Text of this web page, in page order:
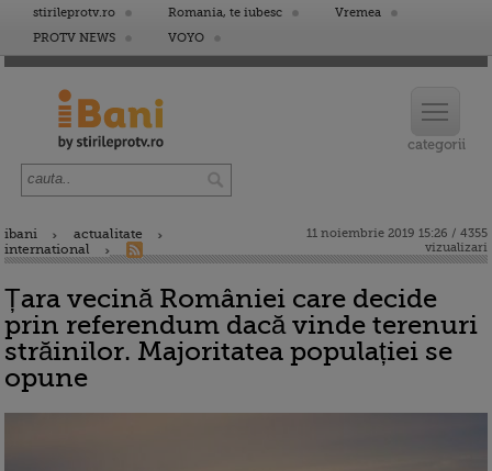
stirileprotv.ro Romania, te iubesc
Vremea
PROTV NEWS
VOYO
ibani
actualitate
international
11 noiembrie 2019 15:26 / 4355
vizualizari
Țara vecină României care decide
prin referendum dacă vinde terenuri
străinilor. Majoritatea populației se
opune